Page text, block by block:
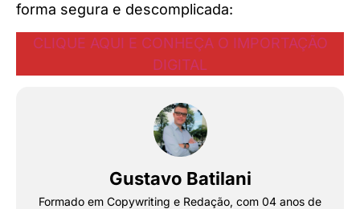
forma segura e descomplicada:
CLIQUE AQUI E CONHEÇA O IMPORTAÇÃO
DIGITAL
Gustavo Batilani
Formado em Copywriting e Redação, com 04 anos de